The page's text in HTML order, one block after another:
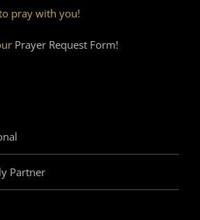
pray with you!
Prayer Request Form!
Partner